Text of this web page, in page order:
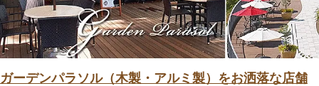
ガーデンパラソル（木製・アルミ製）をお洒落な店舗